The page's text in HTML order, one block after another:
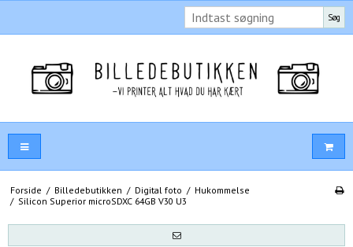
Søg
Forside / Billedebutikken / Digital foto / Hukommelse
/ Silicon Superior microSDXC 64GB V30 U3